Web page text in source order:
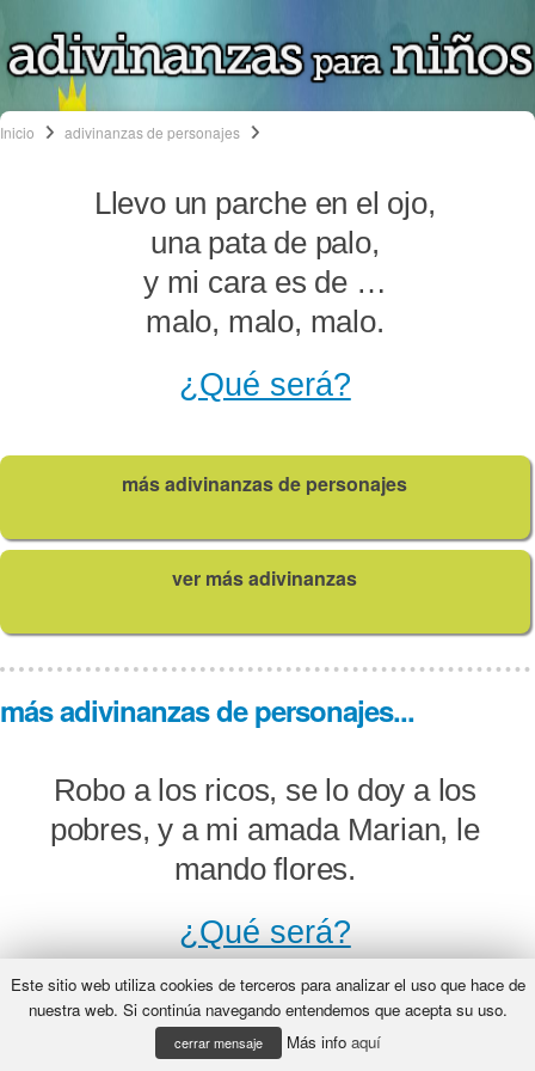
Inicio adivinanzas de personajes
Llevo un parche en el ojo,
una pata de palo,
y mi cara es de …
malo, malo, malo.
¿Qué será?
más adivinanzas de personajes
ver más adivinanzas
más adivinanzas de personajes...
Robo a los ricos, se lo doy a los
pobres, y a mi amada Marian, le
mando flores.
¿Qué será?
Yo fui el primer hombre y, aunque
Este sitio web utiliza cookies de terceros para analizar el uso que hace de
nuestra web. Si continúa navegando entendemos que acepta su uso.
cerrar mensaje Más info aquí